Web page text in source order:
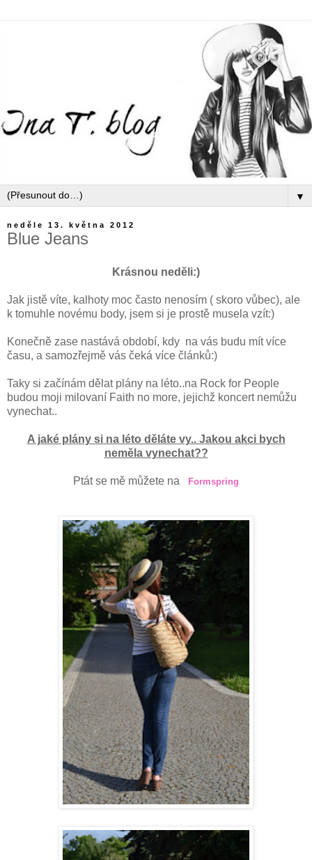
▼
neděle 13. května 2012
Blue Jeans
Krásnou neděli:)
Jak jistě víte, kalhoty moc často nenosím ( skoro vůbec), ale
k tomuhle novému body, jsem si je prostě musela vzít:)
Konečně zase nastává období, kdy na vás budu mít více
času, a samozřejmě vás čeká více článků:)
Taky si začínám dělat plány na léto..na Rock for People
budou moji milovaní Faith no more, jejichž koncert nemůžu
vynechat..
A jaké plány si na léto děláte vy.. Jakou akci bych
neměla vynechat??
Ptát se mě můžete na Formspring